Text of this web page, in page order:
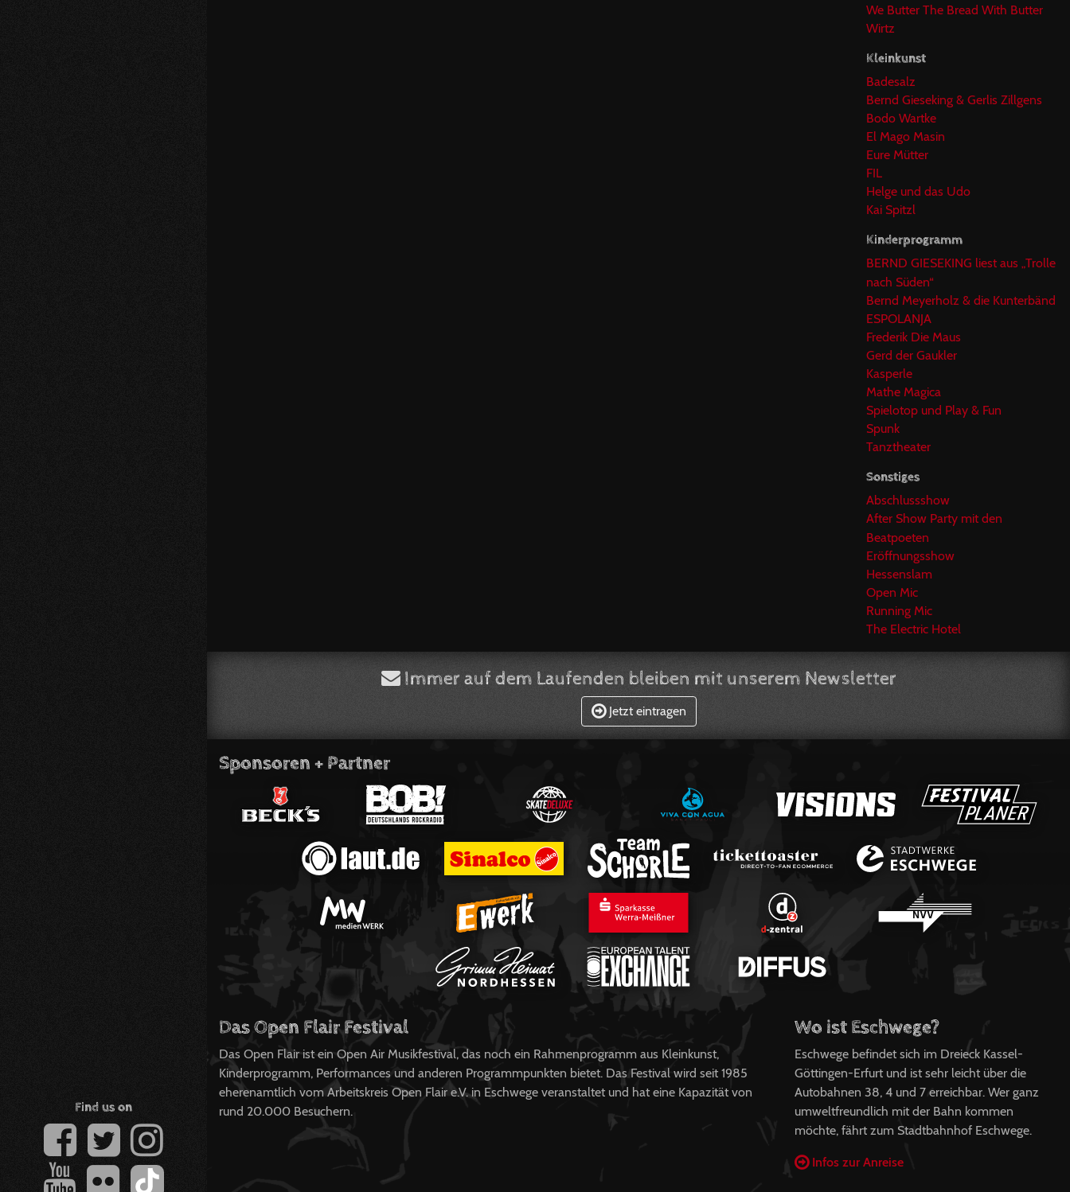
Find us on
We Butter The Bread With Butter
Wirtz
Kleinkunst
Badesalz
Bernd Gieseking & Gerlis Zillgens
Bodo Wartke
El Mago Masin
Eure Mütter
FIL
Helge und das Udo
Kai Spitzl
Kinderprogramm
BERND GIESEKING liest aus „Trolle
nach Süden“
Bernd Meyerholz & die Kunterbänd
ESPOLANJA
Frederik Die Maus
Gerd der Gaukler
Kasperle
Mathe Magica
Spielotop und Play & Fun
Spunk
Tanztheater
Sonstiges
Abschlussshow
After Show Party mit den
Beatpoeten
Eröffnungsshow
Hessenslam
Open Mic
Running Mic
The Electric Hotel
Immer auf dem Laufenden bleiben mit unserem Newsletter
Jetzt eintragen
Sponsoren + Partner
Das Open Flair Festival
Das Open Flair ist ein Open Air Musikfestival, das noch ein Rahmenprogramm aus Kleinkunst,
Kinderprogramm, Performances und anderen Programmpunkten bietet. Das Festival wird seit 1985
eherenamtlich vom Arbeitskreis Open Flair e.V. in Eschwege veranstaltet und hat eine Kapazität von
rund 20.000 Besuchern.
Wo ist Eschwege?
Eschwege befindet sich im Dreieck Kassel-
Göttingen-Erfurt und ist sehr leicht über die
Autobahnen 38, 4 und 7 erreichbar. Wer ganz
umweltfreundlich mit der Bahn kommen
möchte, fährt zum Stadtbahnhof Eschwege.
Infos zur Anreise